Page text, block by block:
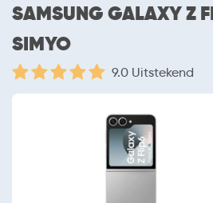
SAMSUNG GALAXY Z
SIMYO
9.0 Uitstekend